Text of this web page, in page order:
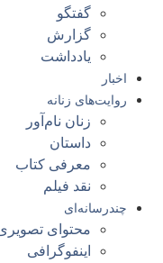
گفتگو
گزارش
یادداشت
اخبار
روایت‌های زنانه
زنان نام‌آور
داستان
معرفی کتاب
نقد فیلم
چندرسانه‌ای
محتوای تصویری
اینفوگرافی